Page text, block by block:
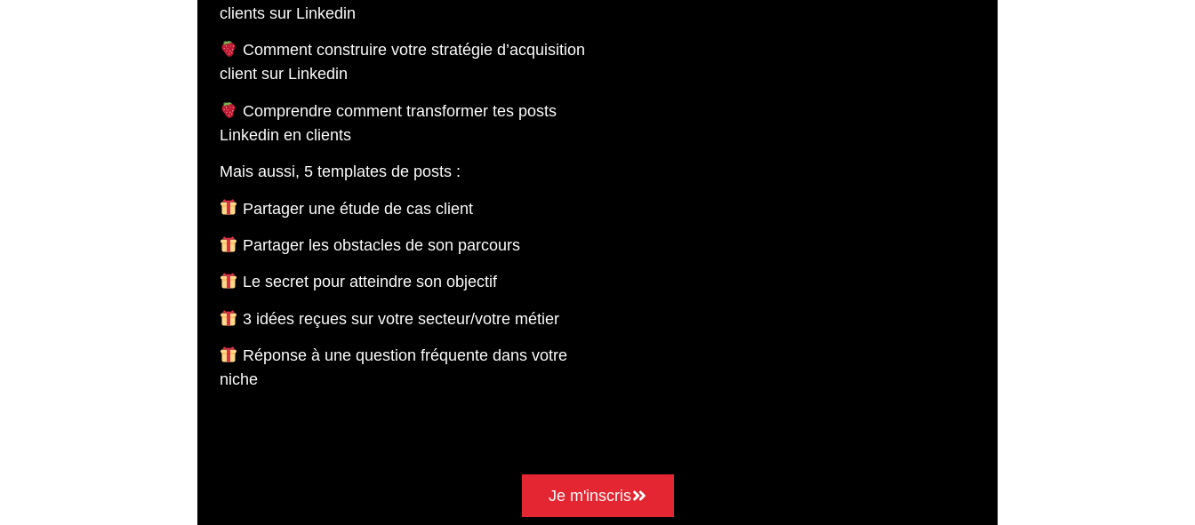
clients sur Linkedin
Comment construire votre stratégie d’acquisition
client sur Linkedin
Comprendre comment transformer tes posts
Linkedin en clients
Mais aussi, 5 templates de posts :
Partager une étude de cas client
Partager les obstacles de son parcours
Le secret pour atteindre son objectif
3 idées reçues sur votre secteur/votre métier
Réponse à une question fréquente dans votre
niche
Je m'inscris